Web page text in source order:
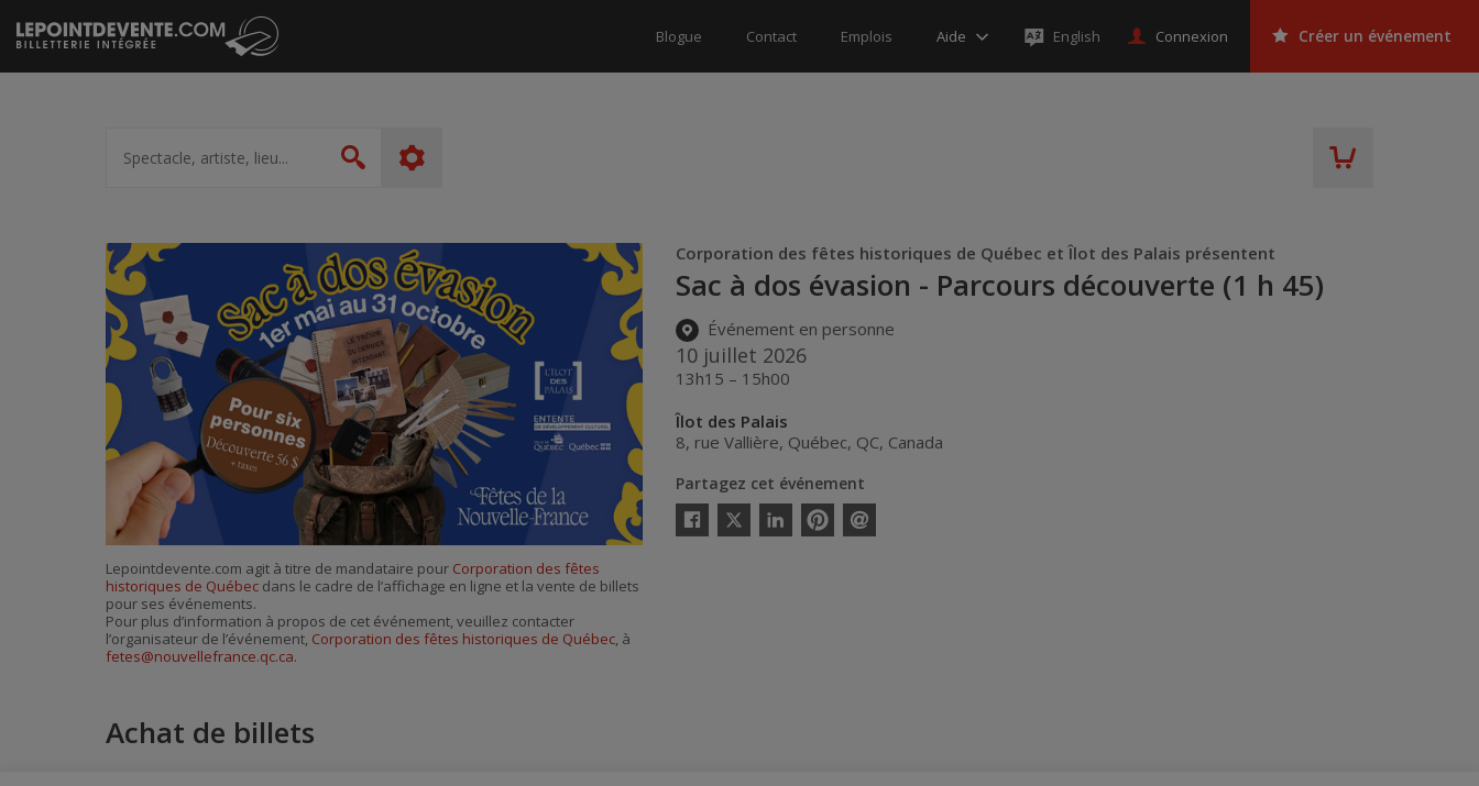
Passer
au
contenu
Blogue Contact Emplois Aide English Connexion Créer un événement
artiste,
lieu...
Rechercher
Corporation des fêtes historiques de Québec et Îlot des Palais présentent
Sac à dos évasion - Parcours découverte (1 h 45)
Événement en personne
10 juillet 2026
13h15 – 15h00
Îlot des Palais
8, rue Vallière, Québec, QC, Canada
Partagez cet événement
Facebook
Twitter
LinkedinPinterestEnvoyer
Lepointdevente.com agit à titre de mandataire pour Corporation des fêtes
historiques de Québec dans le cadre de l’affichage en ligne et la vente de billets
pour ses événements.
Pour plus d’information à propos de cet événement, veuillez contacter
l’organisateur de l’événement, Corporation des fêtes historiques de Québec, à
fetes@nouvellefrance.qc.ca.
Achat de billets